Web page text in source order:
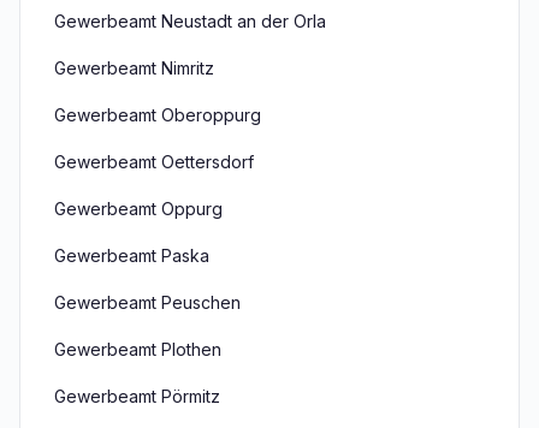
Gewerbeamt Neustadt an der Orla
Gewerbeamt Nimritz
Gewerbeamt Oberoppurg
Gewerbeamt Oettersdorf
Gewerbeamt Oppurg
Gewerbeamt Paska
Gewerbeamt Peuschen
Gewerbeamt Plothen
Gewerbeamt Pörmitz